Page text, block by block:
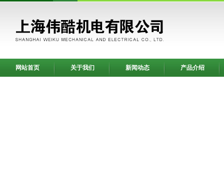
网站首页 关于我们 新闻动态 产品介绍